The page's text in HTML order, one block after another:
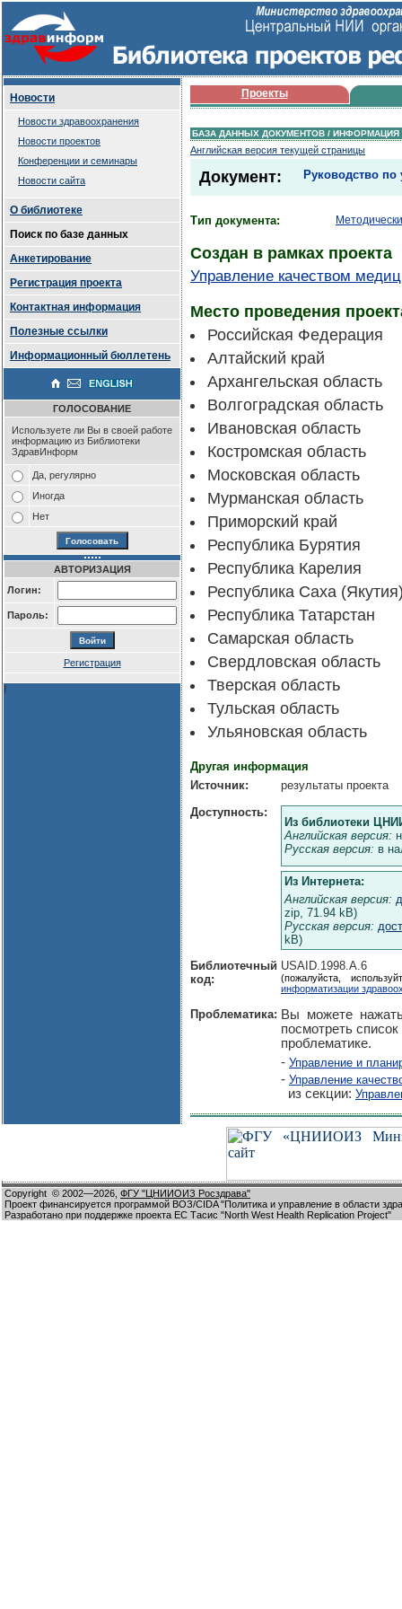
Новости
Новости здравоохранения
Новости проектов
Конференции и семинары
Новости сайта
О библиотеке
Поиск по базе данных
Анкетирование
Регистрация проекта
Контактная информация
Полезные ссылки
Информационный бюллетень
ГОЛОСОВАНИЕ
Используете ли Вы в своей работе
информацию из Библиотеки
ЗдравИнформ
Да, регулярно
Иногда
Нет
АВТОРИЗАЦИЯ
Логин:
Пароль:
Регистрация
!
Проекты
БАЗА ДАННЫХ ДОКУМЕНТОВ / ИНФОРМАЦИЯ
Английская версия текущей страницы
Документ: Руководство
Тип документа:
Создан в рамках проекта
Управление качеством
Место проведения
Российская Федерация
Алтайский край
Архангельская область
Волгоградская область
Ивановская область
Костромская область
Московская область
Мурманская область
Приморский край
Республика Бурятия
Республика Карелия
Республика Саха
Республика Татарстан
Самарская область
Свердловская область
Тверская область
Тульская область
Ульяновская область
Другая информация
Источник:
результаты проекта
Доступность:
Из библиотеки
Английская версия:
Русская версия: в
Из Интернета:
Английская версия:
zip, 71.94 kB)
Русская версия:
kB)
Библиотечный
код:
USAID.1998.A.6
(пожалуйста,
информатизации
Проблематика: Вы можете
посмотреть
проблематике.
- Управление и
- Управление
из секции:
Copyright © 2002—2026, ФГУ "ЦНИИОИЗ Росздрава"
Проект финансируется программой ВОЗ/CIDA "Политика и управление в области
Разработано при поддержке проекта ЕС Тасис "North West Health Replication Project"